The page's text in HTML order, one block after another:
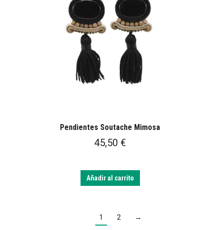
Pendientes Soutache Mimosa
45,50 €
Añadir al carrito
1 2 →